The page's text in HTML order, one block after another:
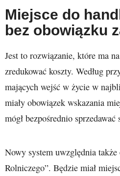
Miejsce do
bez obowiązku
Jest to rozwiązanie, które ma
zredukować koszty. Według
mających wejść w życie w
miały obowiązek wskazania
mógł bezpośrednio
Nowy system uwzględnia
Rolniczego”. Będzie miał